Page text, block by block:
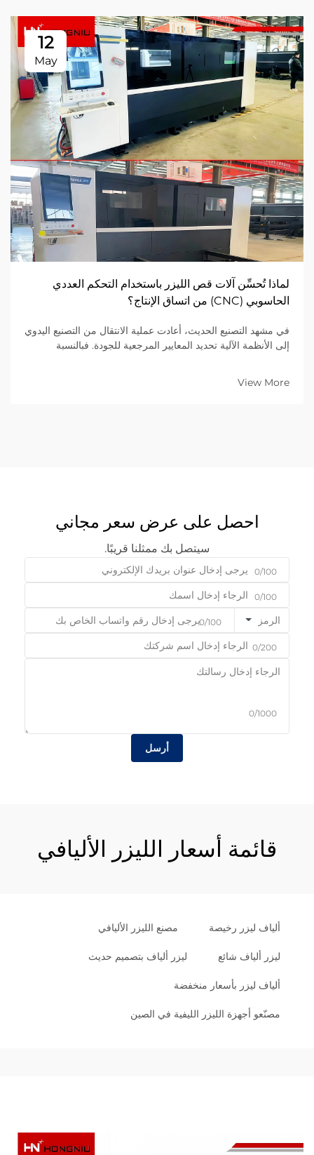
12
May
لماذا تُحسِّن آلات قص الليزر باستخدام التحكم العددي
الحاسوبي (CNC) من اتساق الإنتاج؟
في مشهد التصنيع الحديث، أعادت عملية الانتقال من التصنيع اليدوي
إلى الأنظمة الآلية تحديد المعايير المرجعية للجودة. فبالنسبة
تُعدّ بنفس أهمية القدرة على ضمان الدقة والاتساق في التصنيع...
View More
احصل على عرض سعر مجاني
سيتصل بك ممثلنا قريبًا.
0/100
0/100
الرمز 0/100
0/200
0/1000
أرسل
قائمة أسعار الليزر الأليافي
ألياف ليزر رخيصة مصنع الليزر الأليافي
ليزر ألياف شائع ليزر ألياف بتصميم حديث
ألياف ليزر بأسعار منخفضة
مصنّعو أجهزة الليزر الليفية في الصين